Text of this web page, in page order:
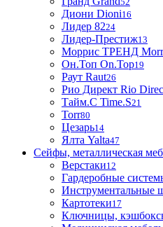
Диони Dioni16
Лидер 8224
Лидер-Престиж13
Моррис ТРЕНД
Он.Топ On.Top19
Раут Raut26
Рио Директ Rio
Тайм.С Time.S21
Torr80
Цезарь14
Ялта Yalta47
Сейфы, металлическая
Верстаки12
Гардеробные
Инструментальные
Картотеки17
Ключницы,